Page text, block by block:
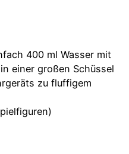
400 ml Wasser mit
einer großen Schüssel
zu fluffigem